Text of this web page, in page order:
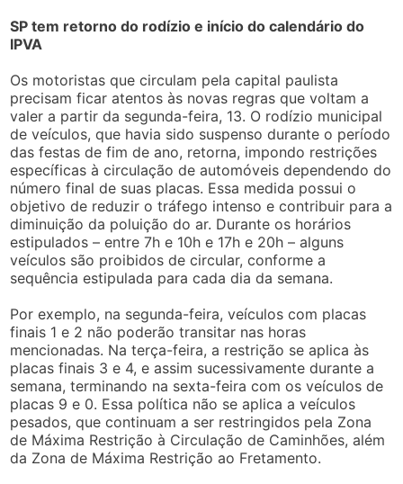
SP tem retorno do rodízio e início do calendário do
IPVA
Os motoristas que circulam pela capital paulista
precisam ficar atentos às novas regras que voltam a
valer a partir da segunda-feira, 13. O rodízio municipal
de veículos, que havia sido suspenso durante o período
das festas de fim de ano, retorna, impondo restrições
específicas à circulação de automóveis dependendo do
número final de suas placas. Essa medida possui o
objetivo de reduzir o tráfego intenso e contribuir para a
diminuição da poluição do ar. Durante os horários
estipulados – entre 7h e 10h e 17h e 20h – alguns
veículos são proibidos de circular, conforme a
sequência estipulada para cada dia da semana.
Por exemplo, na segunda-feira, veículos com placas
finais 1 e 2 não poderão transitar nas horas
mencionadas. Na terça-feira, a restrição se aplica às
placas finais 3 e 4, e assim sucessivamente durante a
semana, terminando na sexta-feira com os veículos de
placas 9 e 0. Essa política não se aplica a veículos
pesados, que continuam a ser restringidos pela Zona
de Máxima Restrição à Circulação de Caminhões, além
da Zona de Máxima Restrição ao Fretamento.